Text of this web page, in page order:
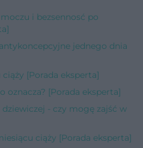
i bezsennosć po
jednego dnia
[Porada eksperta]
oznacza? [Porada eksperta]
dziewiczej - czy mogę zajść w
ciąży [Porada eksperta]